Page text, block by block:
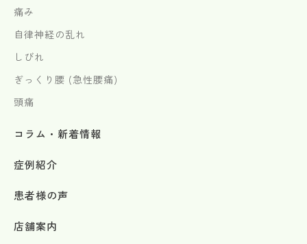
痛み
自律神経の乱れ
しびれ
ぎっくり腰 (急性腰痛)
頭痛
コラム・新着情報
症例紹介
患者様の声
店舗案内